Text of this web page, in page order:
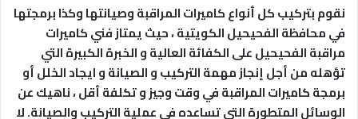
نقوم بتركيب كل أنواع كاميرات المراقبة وصيانتها وكذا برمجتها
في محافظة الفحيحيل الكويتية ، حيث يمتاز فني كاميرات
مراقبة الفحيحيل على الكفائة العالية و الخبرة الكبيرة التي
تؤهله من أجل إنجاز مهمة التركيب و الصيانة و ايجاد الخلل أو
برمجة كاميرات المراقبة في وقت وجيز و تكلفة أقل ، ناهيك عن
الوسائل المتطورة التي تساعده في عملية التركيب والصيانة. لا